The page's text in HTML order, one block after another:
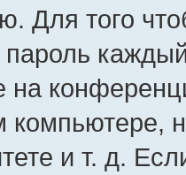
Для того
пароль
на
и т. д.